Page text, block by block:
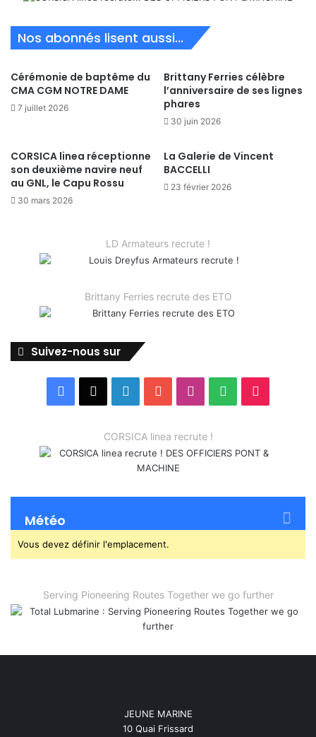
Nos abonnés lisent aussi...
Cérémonie de baptême du
CMA CGM NOTRE DAME
7 juillet 2026
Brittany Ferries célèbre
l’anniversaire de ses lignes
phares
30 juin 2026
CORSICA linea réceptionne
son deuxième navire neuf
au GNL, le Capu Rossu
30 mars 2026
La Galerie de Vincent
BACCELLI
23 février 2026
LD Armateurs recrute !
Brittany Ferries recrute des ETO
Suivez-nous sur
Facebook LinkedinYouTubeInstagram
Spotify
CORSICA linea recrute !
Météo
Vous devez définir l'emplacement.
Serving Pioneering Routes Together we go further
JEUNE MARINE
10 Quai Frissard